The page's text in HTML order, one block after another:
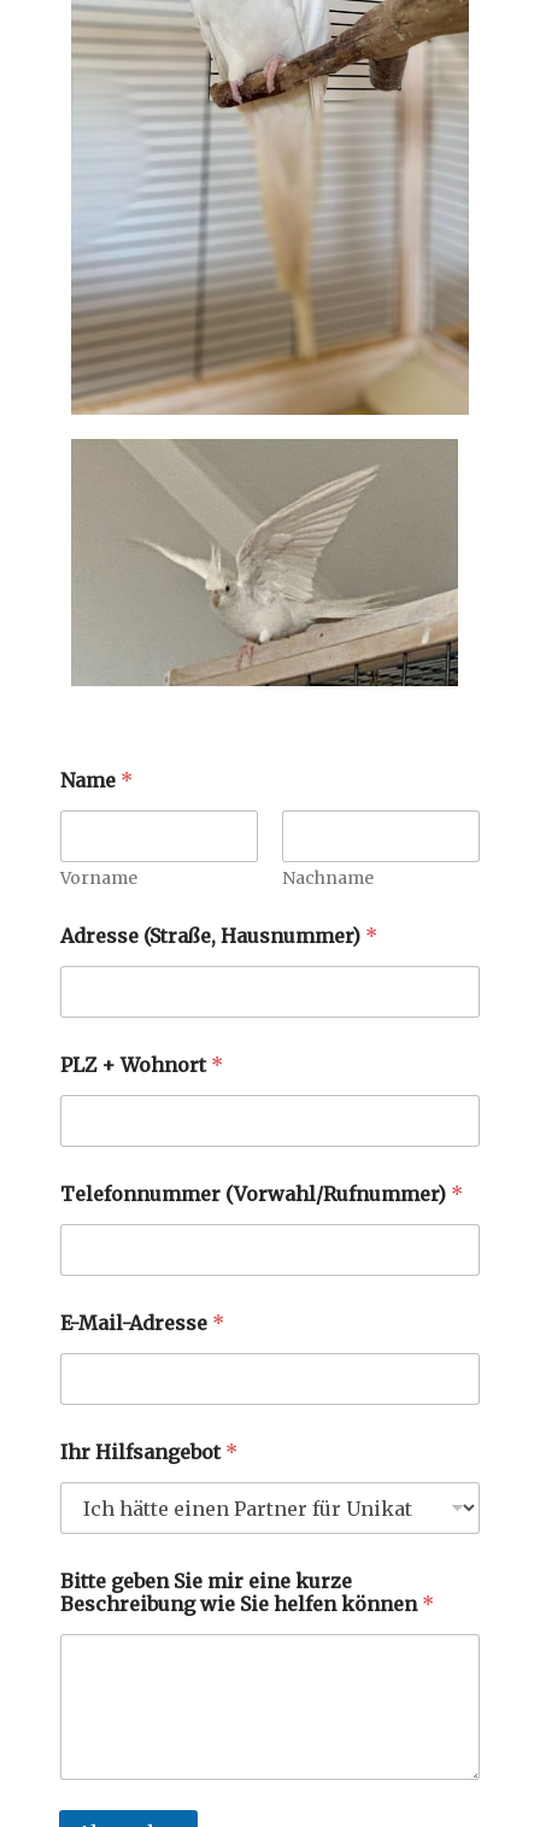
Name *
Vorname Nachname
Adresse (Straße, Hausnummer) *
PLZ + Wohnort *
Telefonnummer (Vorwahl/Rufnummer) *
E-Mail-Adresse *
Ihr Hilfsangebot *
Bitte geben Sie mir eine kurze
Beschreibung wie Sie helfen können *